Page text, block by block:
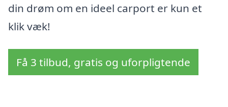
din drøm om en ideel carport er kun et
klik væk!
Få 3 tilbud, gratis og uforpligtende